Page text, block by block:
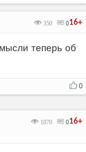
16+
350 0
теперь об
0
16+
1070 0